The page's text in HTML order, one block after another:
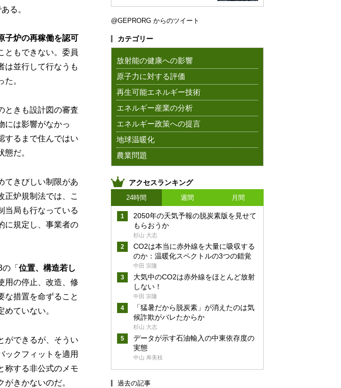
る。
子炉の再稼働を認可
ともできない。委員
は並行して行なうも
。
ときも設計図の審査
には影響がなかっ
するまで住んではい
だ。
てきびしい制限があ
正炉規制法では、こ
当局も行なっている
に規定し、事業者の
「 位置、構造若し
用の停止、改造、修
な措置を命ずること
ていない。
ができるが、そうい
ックフィットを適用
称する非公式のメモ
きかないのだ。
@GEPRORG からのツイート
カテゴリー
放射能の健康への影響
原子力に対する評価
再生可能エネルギー技術
エネルギー産業の分析
エネルギー政策への提言
地球温暖化
農業問題
アクセスランキング
24時間 週間 月間
2050年の天気予報の脱炭素版を見せて
もらおうか
杉山 大志
CO2は本当に赤外線を大量に吸収する
のか：温暖化スペクトルの3つの錯覚
中田 宗隆
大気中のCO2は赤外線をほとんど放射
しない！
中田 宗隆
「猛暑だから脱炭素」が消えたのは気
候詐欺がバレたからか
杉山 大志
データが示す石油輸入の中東依存度の
実態
中山 寿美枝
過去の記事